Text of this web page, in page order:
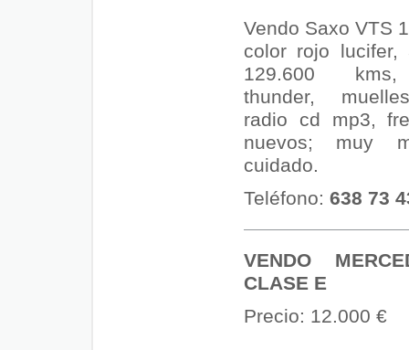
Vendo Saxo VTS
color rojo lucifer,
129.600
thunder,
radio cd mp3,
nuevos; muy
cuidado.
Teléfono: 638 73
VENDO
CLASE E
Precio: 12.000 €